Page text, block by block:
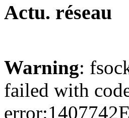
Actu. réseau
Warning:
failed with